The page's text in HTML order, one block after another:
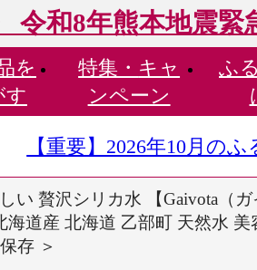
令和8年熊本地震緊
を
す
特集・ キャ
ンペーン
ふ
【重要】2026年10月の
い 贅沢シリカ水 【Gaivota（
道産 北海道 乙部町 天然水
存 ＞